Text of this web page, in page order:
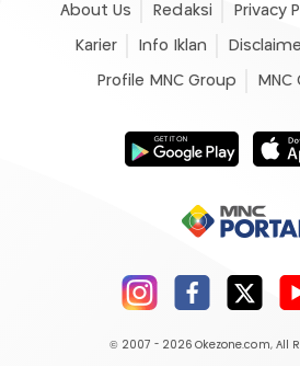
About Us Redaksi Privacy
Karier Info Iklan
Profile MNC Group MNC
© 2007 - 2026 Okezone.com, All